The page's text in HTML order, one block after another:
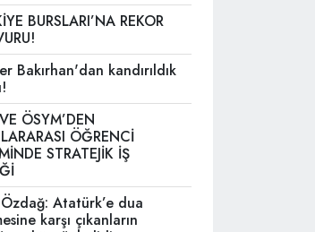
BURSLARI’NA REKOR
Bakırhan'dan kandırıldık
ÖSYM’DEN
ÖĞRENCİ
STRATEJİK İŞ
Atatürk’e dua
karşı çıkanların